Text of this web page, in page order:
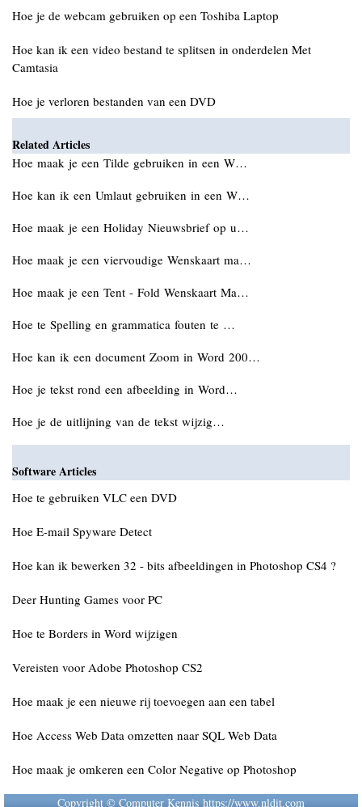
Hoe je de webcam gebruiken op een Toshiba Laptop
Hoe kan ik een video bestand te splitsen in onderdelen Met
Camtasia
Hoe je verloren bestanden van een DVD
Related Articles
Hoe maak je een Tilde gebruiken in een W…
Hoe kan ik een Umlaut gebruiken in een W…
Hoe maak je een Holiday Nieuwsbrief op u…
Hoe maak je een viervoudige Wenskaart ma…
Hoe maak je een Tent - Fold Wenskaart Ma…
Hoe te Spelling en grammatica fouten te …
Hoe kan ik een document Zoom in Word 200…
Hoe je tekst rond een afbeelding in Word…
Hoe je de uitlijning van de tekst wijzig…
Software Articles
Hoe te gebruiken VLC een DVD
Hoe E-mail Spyware Detect
Hoe kan ik bewerken 32 - bits afbeeldingen in Photoshop CS4 ?
Deer Hunting Games voor PC
Hoe te Borders in Word wijzigen
Vereisten voor Adobe Photoshop CS2
Hoe maak je een nieuwe rij toevoegen aan een tabel
Hoe Access Web Data omzetten naar SQL Web Data
Hoe maak je omkeren een Color Negative op Photoshop
Copyright © Computer Kennis https://www.nldit.com